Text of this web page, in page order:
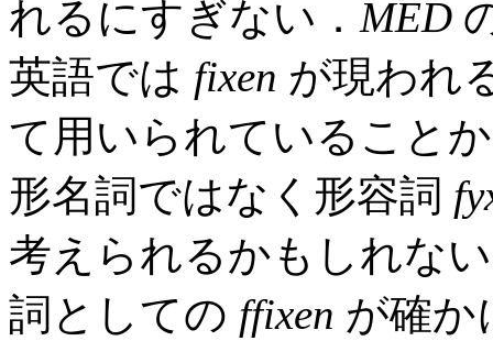
れるにすぎない． MED
英語では fixen が現われ
て用いられていること
形名詞ではなく形容詞
考えられるかもしれな
詞としての ffixen が確か